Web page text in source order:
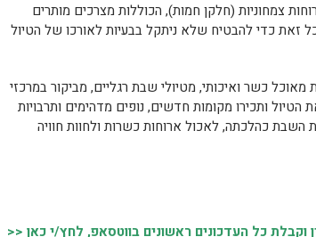
צמחוניות (חלקן חמות), הכוללות מצרכים מותרים
זאת כדי להבטיח שלא ניתקל בבעיות לאורכו של הטיול
כשר ואיכותי, מטיולי שבת רגליים, מביקור במרכזי
ותכירו מקומות חדשים, נופים מדהימים ותרבויות
השבת כהלכתה, לאכול ארוחות כשרות ולחוות חוויה
כל העדכונים ראשונים בווטסאפ, לחץ/י כאן <<